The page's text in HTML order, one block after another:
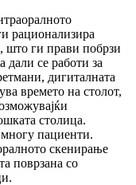
рационализира
што ги прави побрзи
дали се работи за
дигиталната
времето на столот,
столица.
многу пациенти.
скенирање
поврзана со